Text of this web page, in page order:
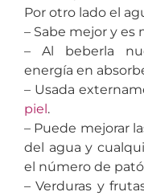
Por otro lado el
– Sabe mejor y es
– Al beberla
energía en
– Usada
piel.
– Puede mejorar
del agua y
el número de
– Verduras y